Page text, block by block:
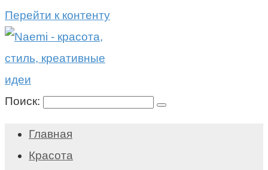
Перейти к контенту
Поиск:
Главная
Красота